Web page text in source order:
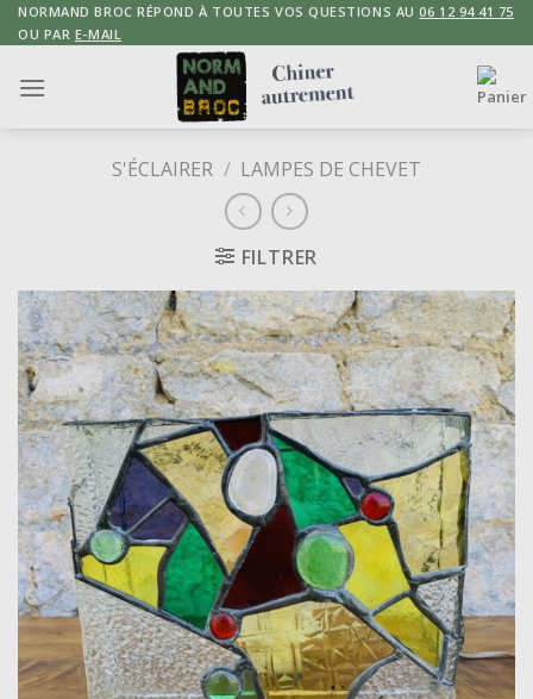
Skip
to
NORMAND BROC RÉPOND À TOUTES VOS QUESTIONS AU06 12 94 41 75
OU PAR E-MAIL
S'ÉCLAIRER / LAMPES DE CHEVET
FILTRER